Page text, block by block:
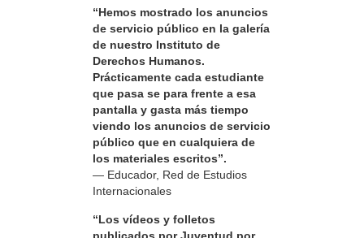
“Hemos mostrado los anuncios
de servicio público en la galería
de nuestro Instituto de
Derechos Humanos.
Prácticamente cada estudiante
que pasa se para frente a esa
pantalla y gasta más tiempo
viendo los anuncios de servicio
público que en cualquiera de
los materiales escritos”.
— Educador, Red de Estudios
Internacionales
“Los vídeos y folletos
publicados por Juventud por